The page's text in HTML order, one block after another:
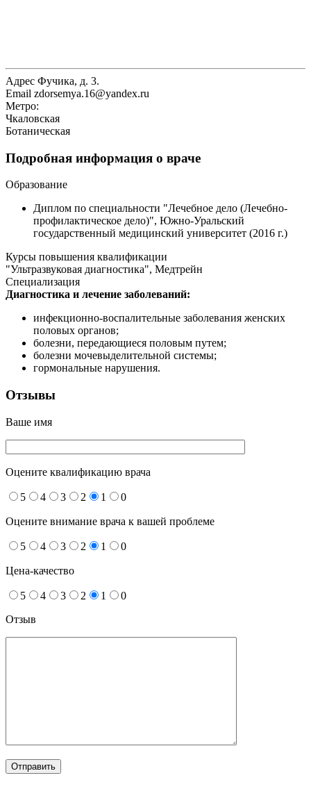
Адрес Фучика, д. 3.
Email zdorsemya.16@yandex.ru
Метро:
Чкаловская
Ботаническая
Подробная информация о враче
Образование
Диплом по специальности "Лечебное дело (Лечебно-
профилактическое дело)", Южно-Уральский
государственный медицинский университет (2016 г.)
Курсы повышения квалификации
"Ультразвуковая диагностика", Медтрейн
Специализация
Диагностика и лечение заболеваний:
инфекционно-воспалительные заболевания женских
половых органов;
болезни, передающиеся половым путем;
болезни мочевыделительной системы;
гормональные нарушения.
Отзывы
Ваше имя
Оцените квалификацию врача
5 4 3 2 1 0
Оцените внимание врача к вашей проблеме
5 4 3 2 1 0
Цена-качество
5 4 3 2 1
0
Отзыв